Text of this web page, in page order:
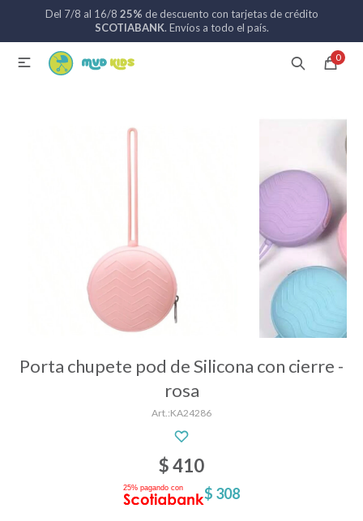
Del 7/8 al 16/8 25% de descuento con tarjetas de crédito
SCOTIABANK. Envíos a todo el país.
0

Porta chupete pod de Silicona con cierre -
rosa
KA24286
$410
$ 308
MI CUENTA
Catálogo Nuevos ingresos
Alimentación